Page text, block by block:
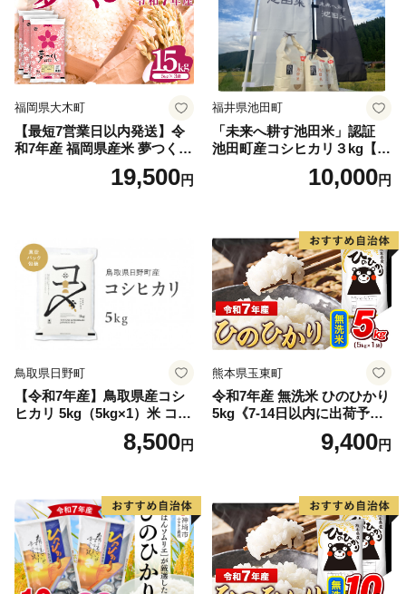
福岡県大木町
【最短7営業日以内発送】令
和7年産 福岡県産米 夢つくし
15kg 精米 ※北海道・沖縄・
19,500円
福井県池田町
「未来へ耕す池田米」認証
池田町産コシヒカリ３kg【お
1人様につき３セットまで】
10,000円
鳥取県日野町
【令和7年産】鳥取県産コシ
ヒカリ 5kg（5kg×1）米 コシ
ヒカリ こしひかり お米 白米
精米 5キロ おこめ こめ コメ
野町産 Elevation
8,500円
熊本県玉東町
令和7年産 無洗米 ひのひかり
5kg《7-14日以内に出荷予定
(土日祝除く)》コメ 米 無洗米
高レビュー｜人気米 熊本県
9,400円